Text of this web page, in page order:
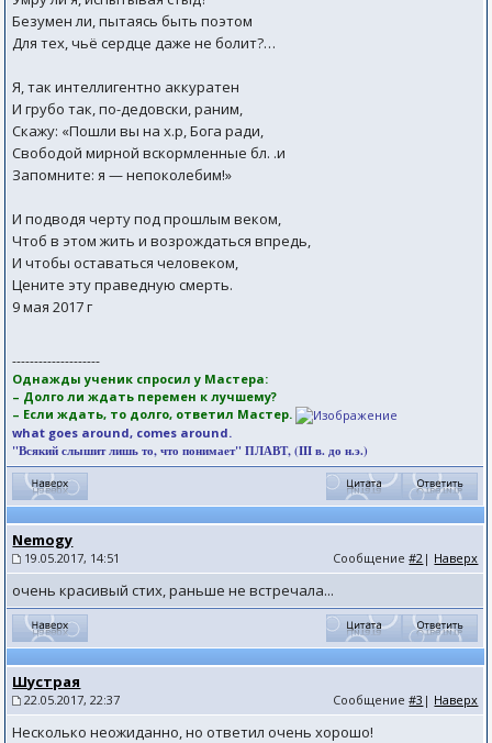
Безумен ли, пытаясь быть поэтом
Для тех, чьё сердце даже не болит?…
Я, так интеллигентно аккуратен
И грубо так, по-дедовски, раним,
Скажу: «Пошли вы на х.р, Бога ради,
Свободой мирной вскормленные бл. .и
Запомните: я — непоколебим!»
И подводя черту под прошлым веком,
Чтоб в этом жить и возрождаться впредь,
И чтобы оставаться человеком,
Цените эту праведную смерть.
9 мая 2017 г
--------------------
Однажды ученик спросил у Мастера:
– Долго ли ждать перемен к лучшему?
– Если ждать, то долго, ответил Мастер.
what goes around, comes around.
"Всякий слышит лишь то, что понимает" ПЛАВТ, (III в. до н.э.)
Nemogy
19.05.2017, 14:51 Сообщение#2 | Наверх
очень красивый стих, раньше не встречала...
Шустрая
22.05.2017, 22:37 Сообщение#3 | Наверх
Несколько неожиданно, но ответил очень хорошо!